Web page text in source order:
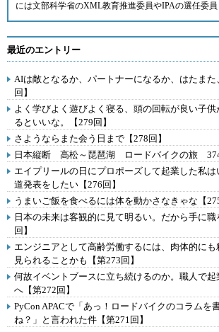
には文部科学省のXML教育推進委員やIPAの選任委員
最近のエントリー
AIは敵となるか、パートナーになるか、はたまた
回】
よく学びよく遊びよく寝る、頭の回転が良い子
るといいな。【279回】
さようならまた会う日まで【278回】
日本縦断 高松～琵琶湖 ロードバイクの旅 374
エイプリールの日にプロポーズして起業した私
道発表をしたい【276回】
うまいご飯を食べるには体を動かさなきゃな【275
日本の未来は客観的に見て明るい。だから手に
回】
エンジニアとして高齢労働するには、肉体的に
見られることかも【第273回】
何故イベントブースに立ち続けるのか。職人で
へ【第272回】
PyCon APACで「あっ！ロードバイクのコラムを
ね？」と言われた件【第271回】